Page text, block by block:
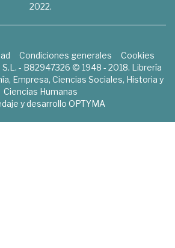
2022.
Condiciones generales
Cookies
- B82947326 © 1948 - 2018. Librería
Empresa, Ciencias Sociales, Historia y
Ciencias Humanas
y desarrollo OPTYMA